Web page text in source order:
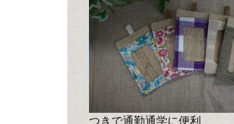
つきで通勤通学に便利